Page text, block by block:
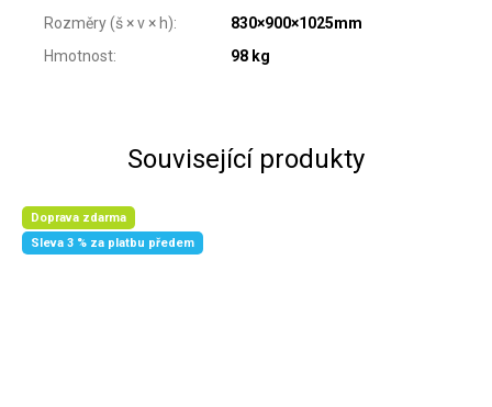
Rozměry (š × v × h):
830×900×1025mm
Hmotnost: 98 kg
Související produkty
Doprava zdarma
Sleva 3 % za platbu předem